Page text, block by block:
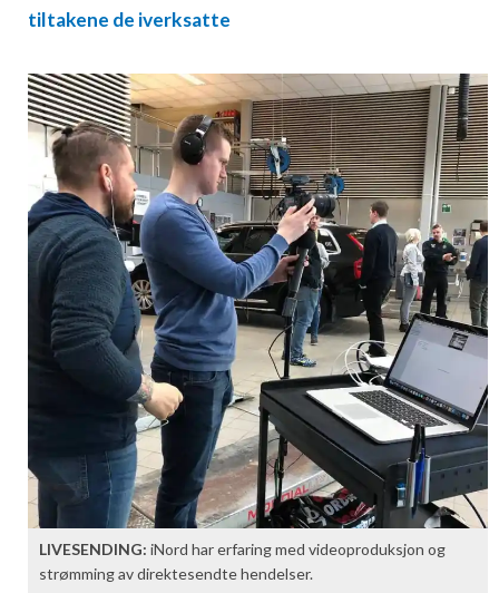
tiltakene de iverksatte
LIVESENDING: iNord har erfaring med videoproduksjon og
strømming av direktesendte hendelser.